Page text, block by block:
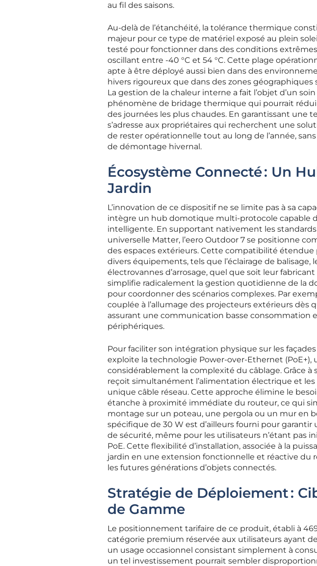
au fil des saisons.
Au-delà de l’étanchéité, la tolérance thermique
majeur pour ce type de matériel exposé au plein
testé pour fonctionner dans des conditions
oscillant entre -40 °C et 54 °C. Cette plage
apte à être déployé aussi bien dans des
hivers rigoureux que dans des zones
La gestion de la chaleur interne a fait l’objet d’un
phénomène de bridage thermique qui pourrait
des journées les plus chaudes. En garantissant une
s’adresse aux propriétaires qui recherchent une
de rester opérationnelle tout au long de l’année,
de démontage hivernal.
Écosystème Connecté : Un
Jardin
L’innovation de ce dispositif ne se limite pas à sa
intègre un hub domotique multi-protocole capable
intelligente. En supportant nativement les
universelle Matter, l’eero Outdoor 7 se positionne
des espaces extérieurs. Cette compatibilité
divers équipements, tels que l’éclairage de balisage,
électrovannes d’arrosage, quel que soit leur
simplifie radicalement la gestion quotidienne de la
pour coordonner des scénarios complexes. Par
couplée à l’allumage des projecteurs extérieurs
assurant une communication basse consommation
périphériques.
Pour faciliter son intégration physique sur les
exploite la technologie Power-over-Ethernet
considérablement la complexité du câblage. Grâce à
reçoit simultanément l’alimentation électrique et
unique câble réseau. Cette approche élimine le
étanche à proximité immédiate du routeur, ce qui
montage sur un poteau, une pergola ou un mur en
spécifique de 30 W est d’ailleurs fourni pour
de sécurité, même pour les utilisateurs n’étant pas
PoE. Cette flexibilité d’installation, associée à la
jardin en une extension fonctionnelle et réactive du
les futures générations d’objets connectés.
Stratégie de Déploiement :
de Gamme
Le positionnement tarifaire de ce produit, établi à
catégorie premium réservée aux utilisateurs ayant
un usage occasionnel consistant simplement à
un tel investissement pourrait sembler